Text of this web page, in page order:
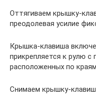
Оттягиваем крышку-
преодолевая усилие
Крышка-клавиша
прикрепляется к рулю
расположенных по
Снимаем крышку-